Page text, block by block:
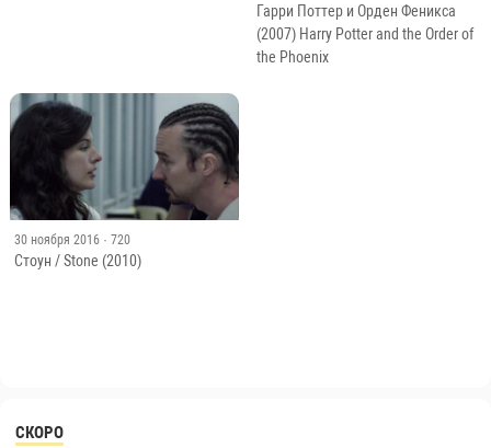
Гарри Поттер и Орден Феникса
(2007) Harry Potter and the Order of
the Phoenix
30 ноября 2016 · 720
Стоун / Stone (2010)
СКОРО